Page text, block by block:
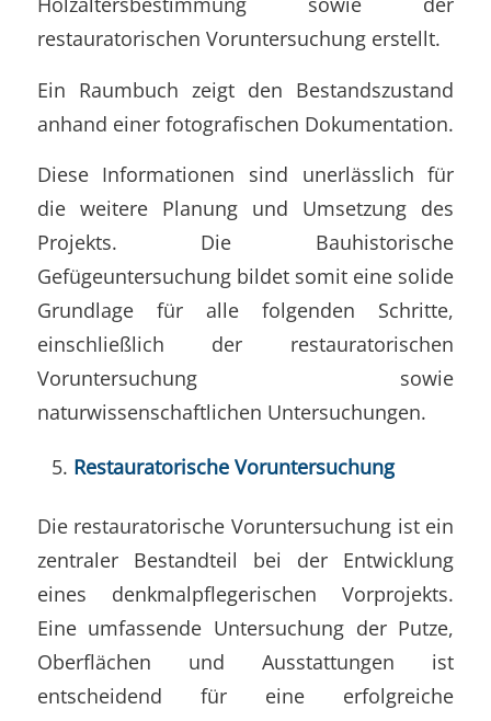
restauratorischen Voruntersuchung erstellt.
Ein Raumbuch zeigt den Bestandszustand
anhand einer fotografischen Dokumentation.
Diese Informationen sind unerlässlich für
die weitere Planung und Umsetzung des
Projekts. Die Bauhistorische
Gefügeuntersuchung bildet somit eine solide
Grundlage für alle folgenden Schritte,
einschließlich der restauratorischen
Voruntersuchung sowie
naturwissenschaftlichen Untersuchungen.
Restauratorische Voruntersuchung
Die restauratorische Voruntersuchung ist ein
zentraler Bestandteil bei der Entwicklung
eines denkmalpflegerischen Vorprojekts.
Eine umfassende Untersuchung der Putze,
Oberflächen und Ausstattungen ist
entscheidend für eine erfolgreiche